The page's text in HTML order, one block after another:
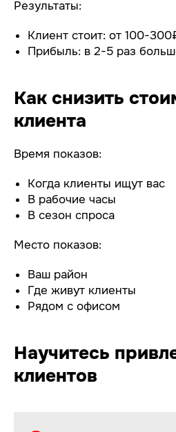
Результаты:
Клиент стоит: от 100-
Прибыль: в 2-5 раз
Как снизить
клиента
Время показов:
Когда клиенты ищут вас
В рабочие часы
В сезон спроса
Место показов:
Ваш район
Где живут клиенты
Рядом с офисом
Научитесь
клиентов